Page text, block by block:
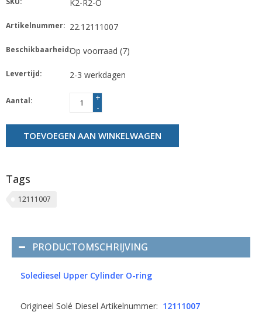
K2-R2-O
Artikelnummer: 22.12111007
Beschikbaarheid:Op voorraad (7)
Levertijd: 2-3 werkdagen
Aantal:
+
-
TOEVOEGEN AAN WINKELWAGEN
Tags
12111007
PRODUCTOMSCHRIJVING
Solediesel Upper Cylinder O-ring
Origineel Solé Diesel Artikelnummer: 12111007